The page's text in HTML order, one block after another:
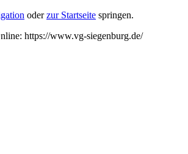
oderzur Startseite springen.
https://www.vg-siegenburg.de/